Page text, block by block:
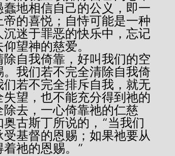
地相信自己的公义，即一
的喜悦；自恃可能是一种
迷于罪恶的快乐中，忘记
望神的慈爱。
我们若不完全清除自我倚
若不完全排斥自我，就无
望，也不能充分得到祂的
去，一心倚靠祂的仁慈
古斯丁所说的，“当我们
基督的恩赐；如果祂要从
祂的恩赐。”